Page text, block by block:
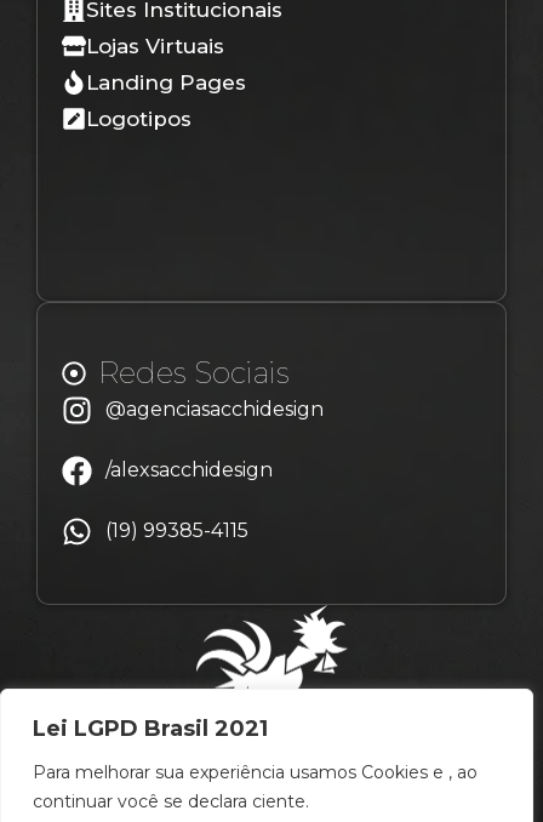
Lei LGPD Brasil 2021
Para melhorar sua experiência usamos Cookies e , ao
continuar você se declara ciente.
Sites Institucionais
Lojas Virtuais
Landing Pages
Logotipos
Redes Sociais
@agenciasacchidesign
/alexsacchidesign
(19) 99385-4115